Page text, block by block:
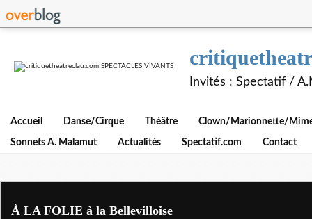
Invités : Spectatif /
Accueil Danse/Cirque Théâtre Clown/Marionnette/
Sonnets A. Malamut Actualités Spectatif.com Contact
À LA FOLIE à la Bellevilloise